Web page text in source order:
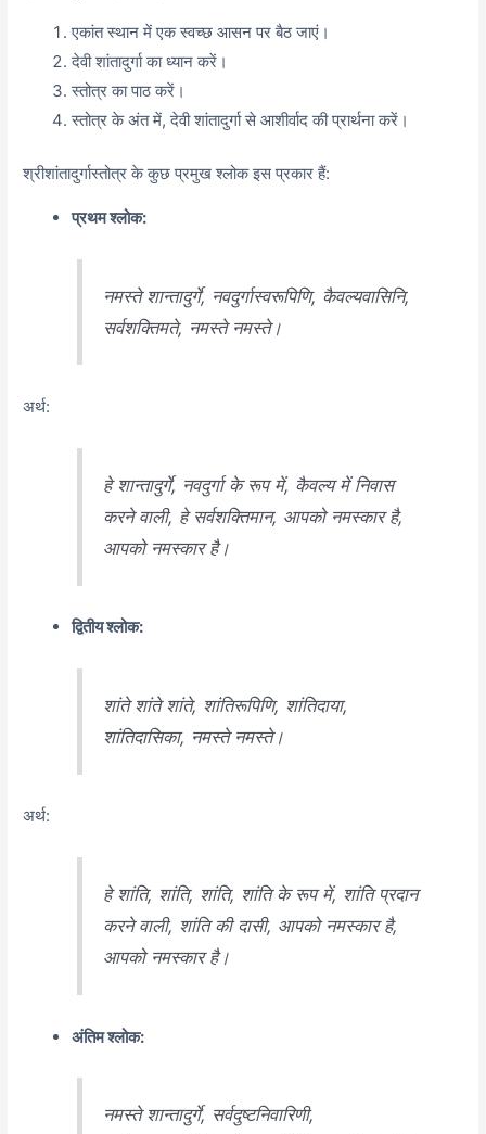
एकांत स्थान में एक स्वच्छ आसन पर बैठ जाएं।
देवी शांतादुर्गा का ध्यान करें।
स्तोत्र का पाठ करें।
स्तोत्र के अंत में, देवी शांतादुर्गा से आशीर्वाद की प्रार्थना करें।
श्रीशांतादुर्गास्तोत्र के कुछ प्रमुख श्लोक इस प्रकार हैं:
प्रथम श्लोक:
नमस्ते शान्तादुर्गे, नवदुर्गास्वरूपिणि, कैवल्यवासिनि,
सर्वशक्तिमते, नमस्ते नमस्ते।
अर्थ:
हे शान्तादुर्गे, नवदुर्गा के रूप में, कैवल्य में निवास
करने वाली, हे सर्वशक्तिमान, आपको नमस्कार है,
आपको नमस्कार है।
द्वितीय श्लोक:
शांते शांते शांते, शांतिरूपिणि, शांतिदाया,
शांतिदासिका, नमस्ते नमस्ते।
अर्थ:
हे शांति, शांति, शांति, शांति के रूप में, शांति प्रदान
करने वाली, शांति की दासी, आपको नमस्कार है,
आपको नमस्कार है।
अंतिम श्लोक:
नमस्ते शान्तादुर्गे, सर्वदुष्टनिवारिणी,